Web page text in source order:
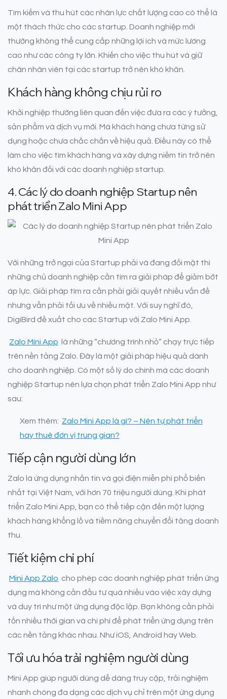
Tìm kiếm và thu hút các nhân lực chất lượng cao có thể là
một thách thức cho các startup. Doanh nghiệp mới
thường không thể cung cấp những lợi ích và mức lương
cao như các công ty lớn. Khiến cho việc thu hút và giữ
chân nhân viên tại các startup trở nên khó khăn.
Khách hàng không chịu rủi ro
Khởi nghiệp thường liên quan đến việc đưa ra các ý tưởng,
sản phẩm và dịch vụ mới. Mà khách hàng chưa từng sử
dụng hoặc chưa chắc chắn về hiệu quả. Điều này có thể
làm cho việc tìm khách hàng và xây dựng niềm tin trở nên
khó khăn đối với các doanh nghiệp startup.
4. Các lý do doanh nghiệp Startup nên
phát triển Zalo Mini App
Với những trở ngại của Startup phải và đang đối mặt thì
những chủ doanh nghiệp cần tìm ra giải pháp để giảm bớt
áp lực. Giải pháp tìm ra cần phải giải quyết nhiều vấn đề
nhưng vẫn phải tối ưu về nhiều mặt. Với suy nghĩ đó,
DigiBird đề xuất cho các Startup với Zalo Mini App.
Zalo Mini App
là những “chương trình nhỏ” chạy trực tiếp
trên nền tảng Zalo. Đây là một giải pháp hiệu quả dành
cho doanh nghiệp. Có một số lý do chính mà các doanh
nghiệp Startup nên lựa chọn phát triển Zalo Mini App như
sau:
Xem thêm: Zalo Mini App là gì? – Nên tự phát triển
hay thuê đơn vị trung gian?
Tiếp cận người dùng lớn
Zalo là ứng dụng nhắn tin và gọi điện miễn phí phổ biến
nhất tại Việt Nam, với hơn 70 triệu người dùng. Khi phát
triển Zalo Mini App, bạn có thể tiếp cận đến một lượng
khách hàng khổng lồ và tiềm năng chuyển đổi tăng doanh
thu.
Tiết kiệm chi phí
Mini App Zalo cho phép các doanh nghiệp phát triển ứng
dụng mà không cần đầu tư quá nhiều vào việc xây dựng
và duy trì như một ứng dụng độc lập. Bạn không cần phải
tốn nhiều thời gian và chi phí để phát triển ứng dụng trên
các nền tảng khác nhau. Như iOS, Android hay Web.
Tối ưu hóa trải nghiệm người dùng
Mini App giúp người dùng dễ dàng truy cập, trải nghiệm
nhanh chóng đa dạng các dịch vụ chỉ trên một ứng dụng